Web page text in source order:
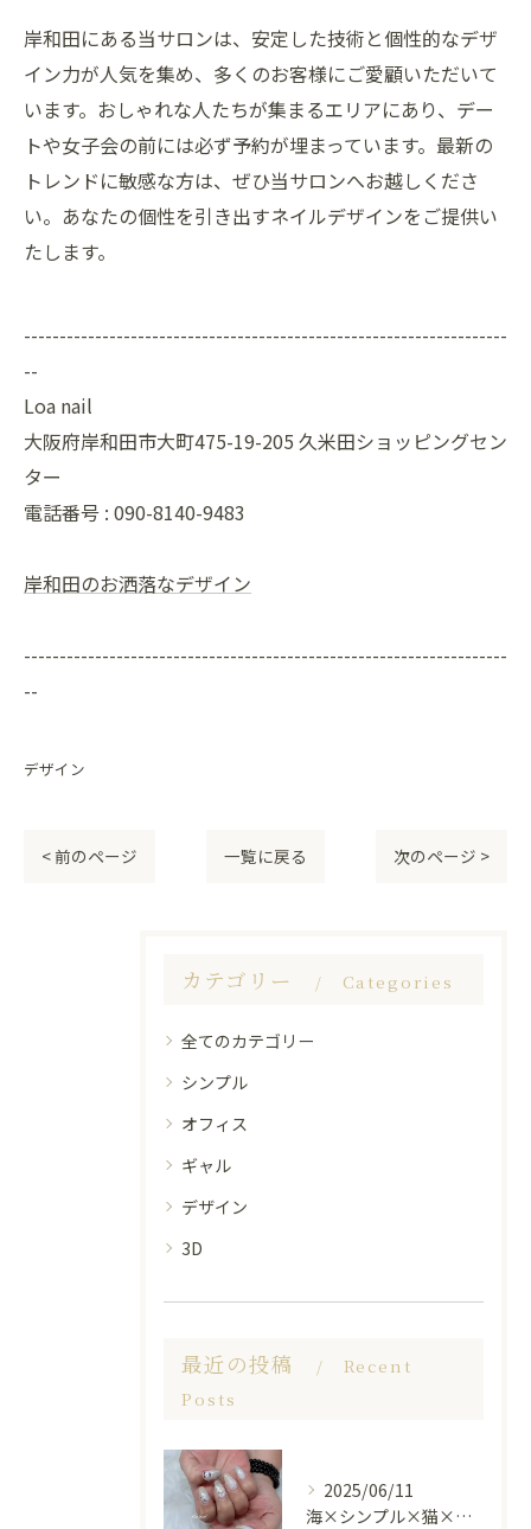
岸和田にある当サロンは、安定した技術と個性的なデザ
イン力が人気を集め、多くのお客様にご愛顧いただいて
います。おしゃれな人たちが集まるエリアにあり、デー
トや女子会の前には必ず予約が埋まっています。最新の
トレンドに敏感な方は、ぜひ当サロンへお越しくださ
い。あなたの個性を引き出すネイルデザインをご提供い
たします。
--------------------------------------------------------------------
--
Loa nail
大阪府岸和田市大町475-19-205 久米田ショッピングセン
ター
電話番号 : 090-8140-9483
岸和田のお洒落なデザイン
--------------------------------------------------------------------
--
デザイン
< 前のページ 一覧に戻る 次のページ >
カテゴリー Categories
全てのカテゴリー
シンプル
オフィス
ギャル
デザイン
3D
最近の投稿
Recent
Posts
2025/06/11
海×シンプル×猫×上品 nail🐈🐚✨